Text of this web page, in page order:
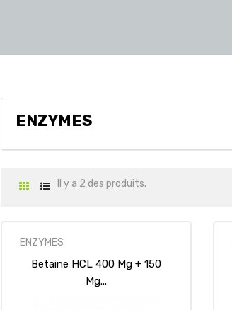
ENZYMES
Il y a 2 des produits.
ENZYMES
Betaine HCL 400 Mg + 150
Mg...